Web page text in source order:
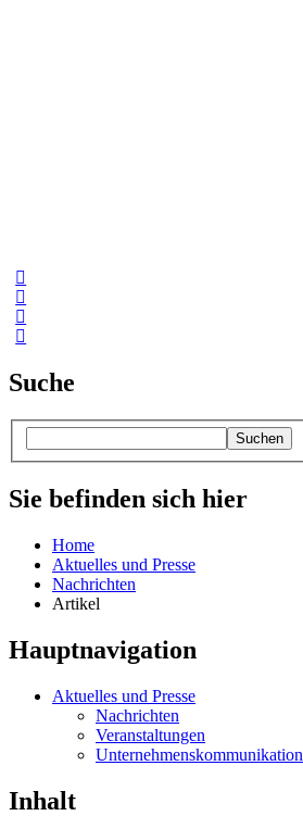
Suche
Suchen
Sie befinden sich hier
Home
Aktuelles und Presse
Nachrichten
Artikel
Hauptnavigation
Aktuelles und Presse
Nachrichten
Veranstaltungen
Unternehmenskommunikation
Inhalt